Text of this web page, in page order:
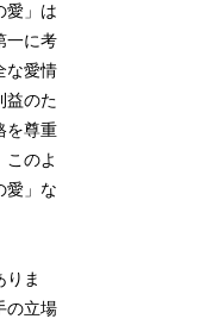
愛」は
一に考
な愛情
益のた
を尊重
このよ
愛」な
りま
の立場